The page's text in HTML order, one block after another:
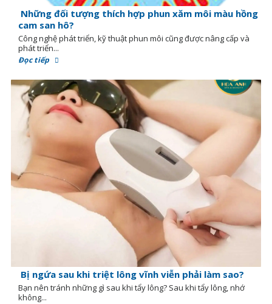
Những đối tượng thích hợp phun xăm môi màu hồng
cam san hô?
Công nghệ phát triển, kỹ thuật phun môi cũng được nâng cấp và
phát triển...
Đọc tiếp
Bị ngứa sau khi triệt lông vĩnh viễn phải làm sao?
Bạn nên tránh những gì sau khi tẩy lông? Sau khi tẩy lông, nhớ
không...